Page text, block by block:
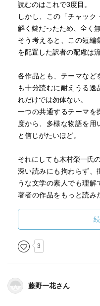
読むのはこれで3度目。
しかし、この「チャッ
解く鍵だったため、全く
そう考えると、この短編
を配置した訳者の配慮は
各作品とも、テーマなど
も十分読むに耐えうる逸
れだけでは勿体ない。
一つの共通するテーマを
度から、多様な物語を用
と信じがたいほど。
それにしても木村榮一氏
深い読みにも拘わらず、
うな文学の素人でも理解
著者の作品をもっと読み
3
藤野一花さん